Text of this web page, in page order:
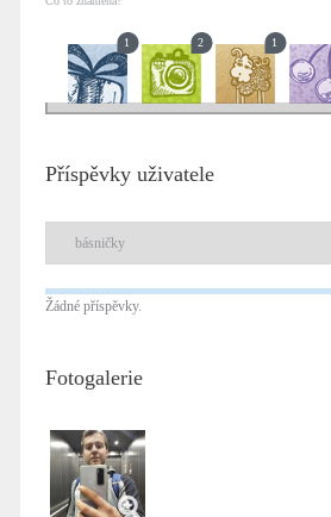
1 2 1
Příspěvky uživatele
Žádné příspěvky.
Fotogalerie